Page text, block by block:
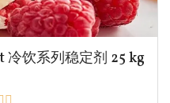
饮系列稳定剂 25 kg